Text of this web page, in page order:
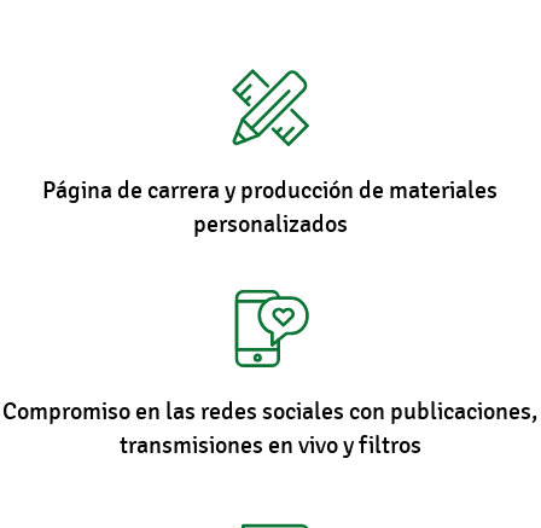
Página de carrera y producción de materiales
personalizados
Compromiso en las redes sociales con publicaciones,
transmisiones en vivo y filtros